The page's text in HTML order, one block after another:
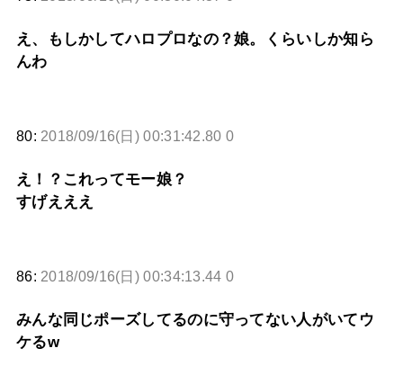
え、もしかしてハロプロなの？娘。くらいしか知ら
んわ
80: 2018/09/16(日) 00:31:42.80 0
え！？これってモー娘？
すげえええ
86: 2018/09/16(日) 00:34:13.44 0
みんな同じポーズしてるのに守ってない人がいてウ
ケるw